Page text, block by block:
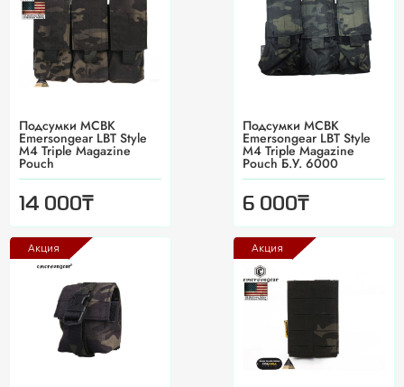
Подсумки MCBK
Emersongear LBT Style
M4 Triple Magazine
Pouch
14 000₸
Подсумки MCBK
Emersongear LBT Style
M4 Triple Magazine
Pouch Б.У. 6000
6 000₸
Акция Акция